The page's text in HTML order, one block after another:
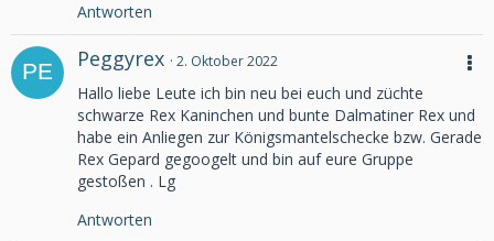
Antworten
Peggyrex 2. Oktober 2022
Hallo liebe Leute ich bin neu bei euch und züchte
schwarze Rex Kaninchen und bunte Dalmatiner Rex und
habe ein Anliegen zur Königsmantelschecke bzw. Gerade
Rex Gepard gegoogelt und bin auf eure Gruppe
gestoßen . Lg
Antworten